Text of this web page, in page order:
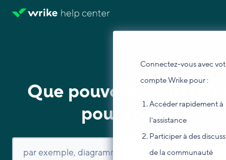
Connectez-vous avec
compte Wrike pour :
Accéder rapidement à
l'assistance
Participer à des
de la communauté
Que pouvons-nous
pour vous ?